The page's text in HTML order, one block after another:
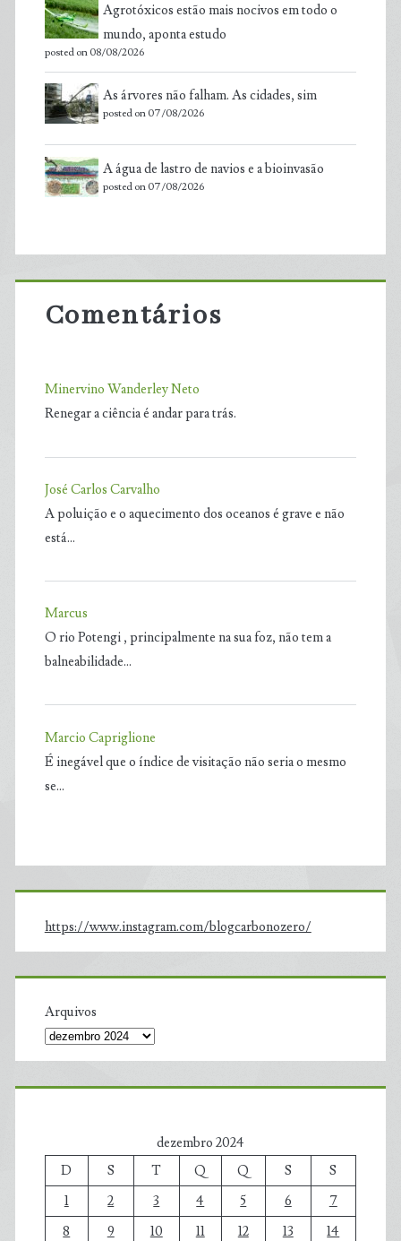
Agrotóxicos estão mais nocivos em todo o
mundo, aponta estudo
posted on 08/08/2026
As árvores não falham. As cidades, sim
posted on 07/08/2026
A água de lastro de navios e a bioinvasão
posted on 07/08/2026
Comentários
Minervino Wanderley Neto
Renegar a ciência é andar para trás.
José Carlos Carvalho
A poluição e o aquecimento dos oceanos é grave e não
está…
Marcus
O rio Potengi , principalmente na sua foz, não tem a
balneabilidade…
Marcio Capriglione
É inegável que o índice de visitação não seria o mesmo
se…
https://www.instagram.com/blogcarbonozero/
Arquivos
dezembro 2024
D
S T Q Q S
S
1
2 3 4 5 6
7
8
9 10 11 12 13
14